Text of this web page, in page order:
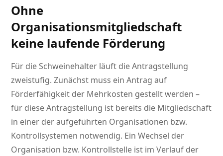
Ohne
Organisationsmitgliedschaft
keine laufende Förderung
Für die Schweinehalter läuft die Antragstellung
zweistufig. Zunächst muss ein Antrag auf
Förderfähigkeit der Mehrkosten gestellt werden –
für diese Antragstellung ist bereits die Mitgliedschaft
in einer der aufgeführten Organisationen bzw.
Kontrollsystemen notwendig. Ein Wechsel der
Organisation bzw. Kontrollstelle ist im Verlauf der